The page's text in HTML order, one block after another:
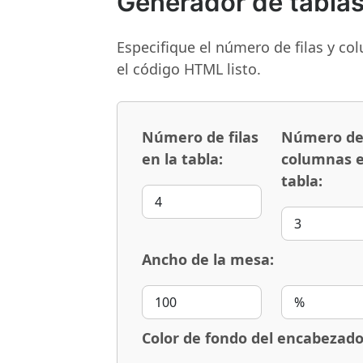
Especifique el número de filas y
el código HTML listo.
Número de filas
en la tabla:
Número de
columnas
tabla:
Ancho de la mesa:
Color de fondo del